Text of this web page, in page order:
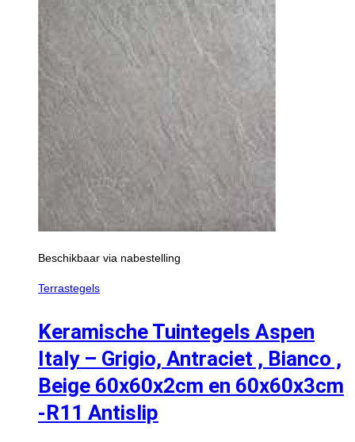
Beschikbaar via nabestelling
Terrastegels
Keramische Tuintegels Aspen
Italy – Grigio, Antraciet , Bianco ,
Beige 60x60x2cm en 60x60x3cm
-R11 Antislip